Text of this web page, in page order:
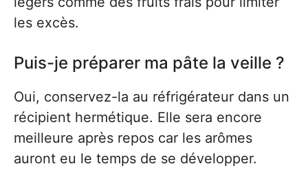
les excès.
Puis-je préparer ma pâte la veille ?
Oui, conservez-la au réfrigérateur dans un
récipient hermétique. Elle sera encore
meilleure après repos car les arômes
auront eu le temps de se développer.